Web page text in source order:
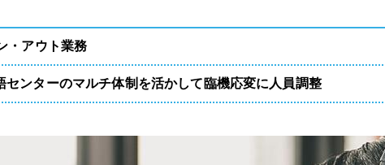
・アウト業務
センターのマルチ体制を活かして臨機応変に人員調整